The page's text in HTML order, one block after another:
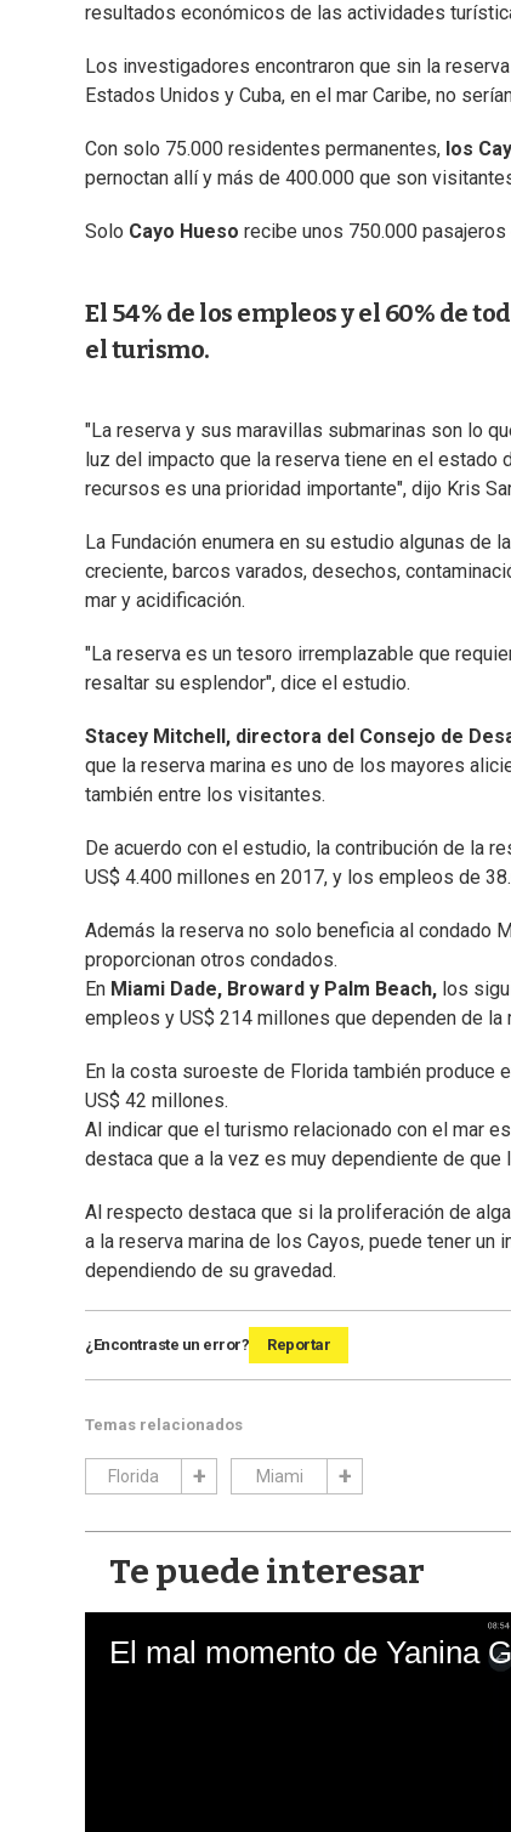
resultados económicos de las actividades
Los investigadores encontraron que sin la
Estados Unidos y Cuba, en el mar Caribe, no
Con solo 75.000 residentes permanentes, los
pernoctan allí y más de 400.000 que son
Solo Cayo Hueso recibe unos 750.000
El 54% de los empleos y el 60% de
el turismo.
"La reserva y sus maravillas submarinas son lo
luz del impacto que la reserva tiene en el
recursos es una prioridad importante", dijo Kris
La Fundación enumera en su estudio algunas de
creciente, barcos varados, desechos,
mar y acidificación.
"La reserva es un tesoro irremplazable que
resaltar su esplendor", dice el estudio.
Stacey Mitchell, directora del Consejo de
que la reserva marina es uno de los mayores
también entre los visitantes.
De acuerdo con el estudio, la contribución de la
US$ 4.400 millones en 2017, y los empleos de
Además la reserva no solo beneficia al condado
proporcionan otros condados.
En Miami Dade, Broward y Palm Beach, los
empleos y US$ 214 millones que dependen de la
En la costa suroeste de Florida también produce
US$ 42 millones.
Al indicar que el turismo relacionado con el mar
destaca que a la vez es muy dependiente de
Al respecto destaca que si la proliferación de
a la reserva marina de los Cayos, puede tener
dependiendo de su gravedad.
¿Encontraste un error? Reportar
Temas relacionados
Florida Miami
Te puede interesar